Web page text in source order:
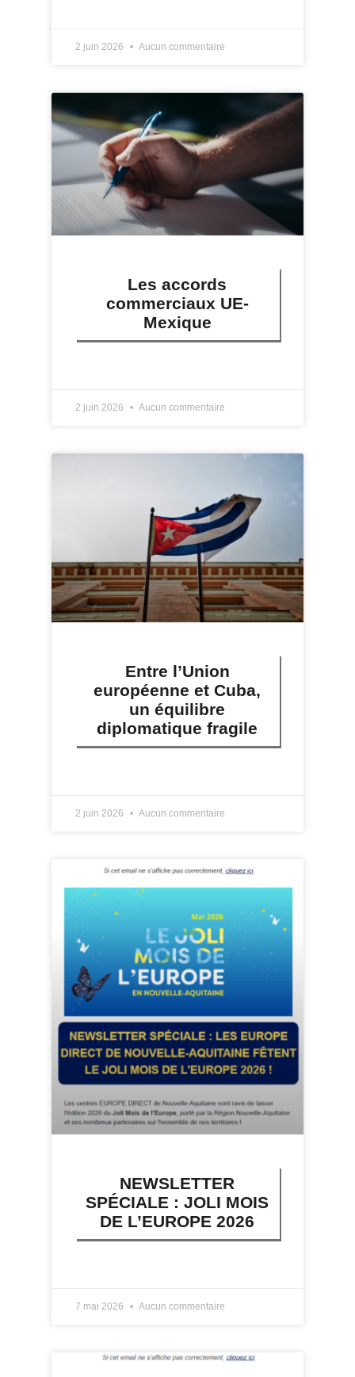
2 juin 2026 Aucun commentaire
Les accords
commerciaux UE-
Mexique
2 juin 2026 Aucun commentaire
Entre l’Union
européenne et Cuba,
un équilibre
diplomatique fragile
2 juin 2026 Aucun commentaire
NEWSLETTER
SPÉCIALE : JOLI MOIS
DE L’EUROPE 2026
7 mai 2026 Aucun commentaire